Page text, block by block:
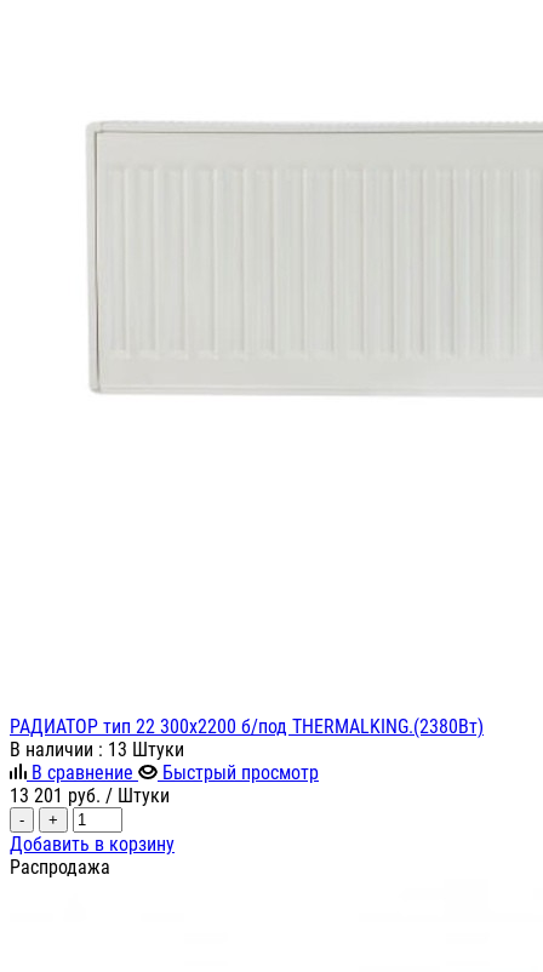
РАДИАТОР тип 22 300х2200 б/под THERMALKING.(2380Вт)
В наличии : 13 Штуки
В сравнение
Быстрый просмотр
13 201 руб. / Штуки
- +
Добавить в корзину
Распродажа